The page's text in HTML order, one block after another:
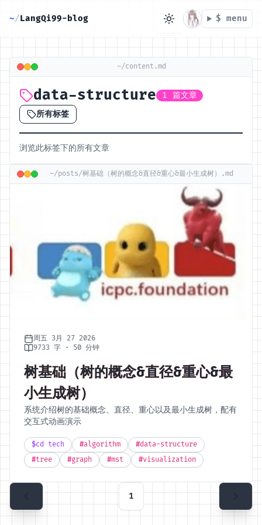
~/LangQi99-blog $ menu
~/content.md
data-structure
1 篇文章
所有标签
浏览此标签下的所有文章
~/posts/树基础（树的概念&直径&重心&最小生成树）.md
周五 3月 27 2026
9733 字 · 50 分钟
树基础（树的概念&直径&重心&最
小生成树）
系统介绍树的基础概念、直径、重心以及最小生成树，配有
交互式动画演示
$cd tech #algorithm #data-structure
#tree #graph #mst #visualization
1
目录
无可用标题